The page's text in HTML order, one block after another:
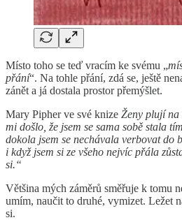
Místo toho se teď vracím ke svému „
přání“. Na tohle přání, zdá se, ještě
zánět a já dostala prostor přemýšlet.
Mary Pipher ve své knize Ženy plují na
mi došlo, že jsem se sama sobě stala
dokola jsem se nechávala verbovat do
i když jsem si ze všeho nejvíc přála
si.“
Většina mých záměrů směřuje k tomu
umím, naučit to druhé, vymizet. Ležet
si.